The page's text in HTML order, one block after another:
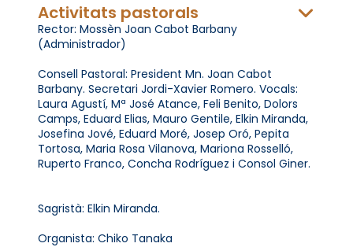
Activitats pastorals
Rector: Mossèn Joan Cabot Barbany
(Administrador)
Consell Pastoral: President Mn. Joan Cabot
Barbany. Secretari Jordi-Xavier Romero. Vocals:
Laura Agustí, Mª José Atance, Feli Benito, Dolors
Camps, Eduard Elias, Mauro Gentile, Elkin Miranda,
Josefina Jové, Eduard Moré, Josep Oró, Pepita
Tortosa, Maria Rosa Vilanova, Mariona Rosselló,
Ruperto Franco, Concha Rodríguez i Consol Giner.
Sagristà: Elkin Miranda.
Organista: Chiko Tanaka